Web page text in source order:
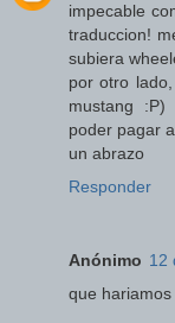
impecable
traduccion!
subiera
por otro
mustang
poder pagar
un abrazo
Responder
Anónimo 12
que